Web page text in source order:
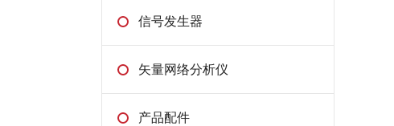
信号发生器
矢量网络分析仪
产品配件